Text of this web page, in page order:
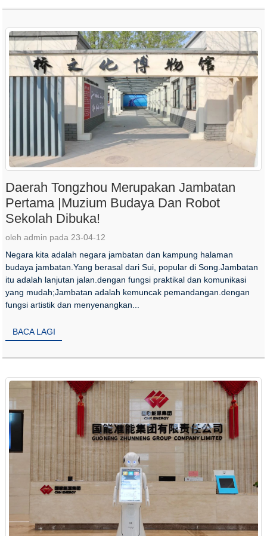
Daerah Tongzhou Merupakan Jambatan
Pertama |Muzium Budaya Dan Robot
Sekolah Dibuka!
oleh admin pada 23-04-12
Negara kita adalah negara jambatan dan kampung halaman
budaya jambatan.Yang berasal dari Sui, popular di Song.Jambatan
itu adalah lanjutan jalan.dengan fungsi praktikal dan komunikasi
yang mudah;Jambatan adalah kemuncak pemandangan.dengan
fungsi artistik dan menyenangkan...
BACA LAGI